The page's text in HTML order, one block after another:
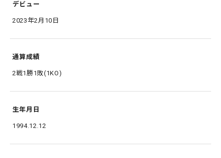
デビュー
2023年2月10日
通算成績
2戦1勝1敗(1KO)
生年月日
1994.12.12